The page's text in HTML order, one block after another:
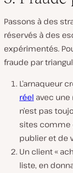
Passons à des
réservés à des
expérimentés.
fraude par
L’arnaqueur
réel avec
n’est pas
sites comme
publier et de
Un client «
liste, en